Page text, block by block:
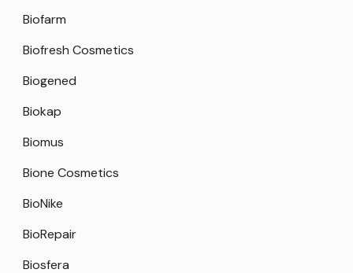
Biofarm
Biofresh Cosmetics
Biogened
Biokap
Biomus
Bione Cosmetics
BioNike
BioRepair
Biosfera